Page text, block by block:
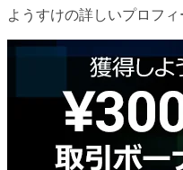
ようすけの詳しいプロフィ